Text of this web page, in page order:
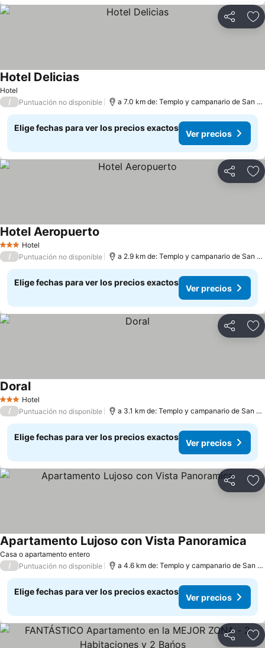
Compartir
Hotel
Hotel Delicias
/ Puntuación no disponible a 7.0 km de: Templo y campanario de San Francisco de Asís
Elige fechas para ver los precios exactos
Ver precios
Compartir
3 Estrellas
Hotel
Hotel Aeropuerto
/ Puntuación no disponible a 2.9 km de: Templo y campanario de San Francisco de Asís
Elige fechas para ver los precios exactos
Ver precios
Compartir
3 Estrellas
Hotel
Doral
/ Puntuación no disponible a 3.1 km de: Templo y campanario de San Francisco de Asís
Elige fechas para ver los precios exactos
Ver precios
Compartir
Casa o apartamento entero
Apartamento Lujoso con Vista Panoramica
/ Puntuación no disponible a 4.6 km de: Templo y campanario de San Francisco de Asís
Elige fechas para ver los precios exactos
Ver precios
Compartir